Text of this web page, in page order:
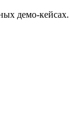
демо-кейсах.